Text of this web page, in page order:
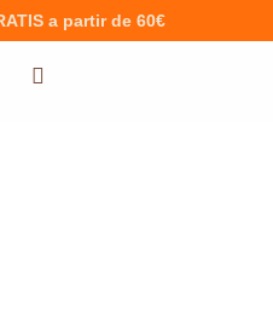
a partir de 60€